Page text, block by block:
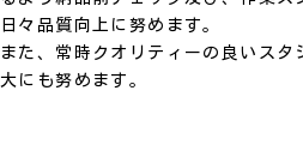
日々品質向上に努めます。
また、常時クオリティーの良いス
大にも努めます。